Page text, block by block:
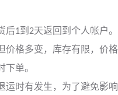
后1到2天返回到个人帐户。
价格多变，库存有限，价
下单。
运时有发生，为了避免影响